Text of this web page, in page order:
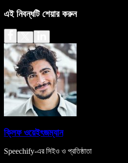
এই নিবন্ধটি শেয়ার করুন
ক্লিফ ওয়েইৎজম্যান
Speechify-এর সিইও ও প্রতিষ্ঠাতা